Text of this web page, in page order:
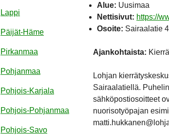
Alue: Uusimaa
Nettisivut: https://
Osoite: Sairaalatie
Ajankohtaista:
Lohjan
Sairaalatiellä.
sähköpostiosoitteet
nuorisotyöpajan
Lappi
Päijät-Häme
Pirkanmaa
Pohjanmaa
Pohjois-Karjala
Pohjois-Pohjanmaa
Pohjois-Savo